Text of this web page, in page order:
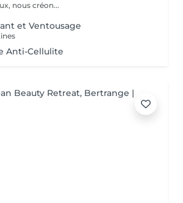
nous créon...
et Ventousage
Anti-Cellulite